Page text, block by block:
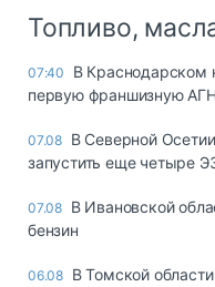
Топливо,
07:40
В Краснодарском
первую франшизную
07.08 В Северной
запустить еще четыре
07.08 В Ивановской
бензин
06.08 В Томской